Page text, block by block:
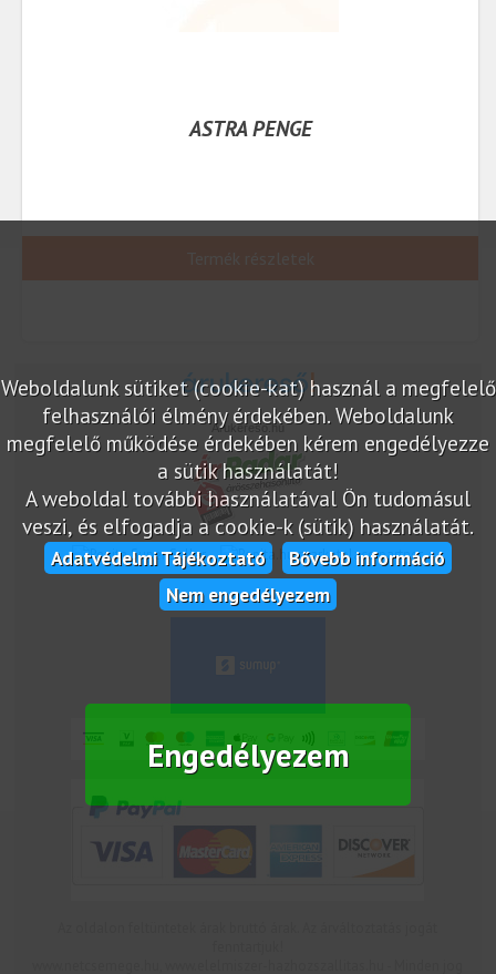
ASTRA PENGE
Weboldalunk sütiket (cookie-kat) használ a megfelelő
felhasználói élmény érdekében. Weboldalunk
megfelelő működése érdekében kérem engedélyezze
a sütik használatát!
A weboldal további használatával Ön tudomásul
veszi, és elfogadja a cookie-k (sütik) használatát.
Adatvédelmi Tájékoztató
Bővebb információ
Nem engedélyezem
Engedélyezem
Árukereső.hu
marketplace partner